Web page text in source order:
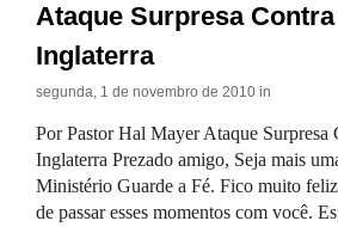
Ataque Surpresa
Inglaterra
segunda, 1 de novembro de 2010 in
Por Pastor Hal Mayer Ataque Surpresa
Inglaterra Prezado amigo, Seja mais
Ministério Guarde a Fé. Fico muito
de passar esses momentos com você.